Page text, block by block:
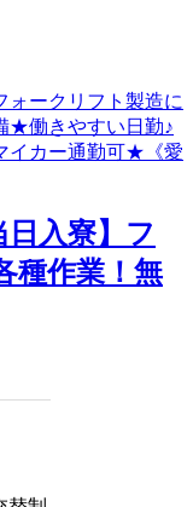
日入寮】フ
種作業！無